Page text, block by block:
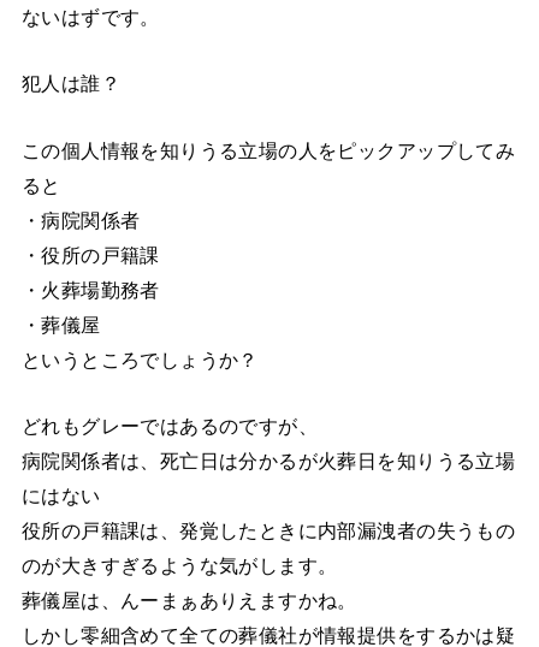
ないはずです。
犯人は誰？
この個人情報を知りうる立場の人をピックアップしてみ
ると
・病院関係者
・役所の戸籍課
・火葬場勤務者
・葬儀屋
というところでしょうか？
どれもグレーではあるのですが、
病院関係者は、死亡日は分かるが火葬日を知りうる立場
にはない
役所の戸籍課は、発覚したときに内部漏洩者の失うもの
のが大きすぎるような気がします。
葬儀屋は、んーまぁありえますかね。
しかし零細含めて全ての葬儀社が情報提供をするかは疑